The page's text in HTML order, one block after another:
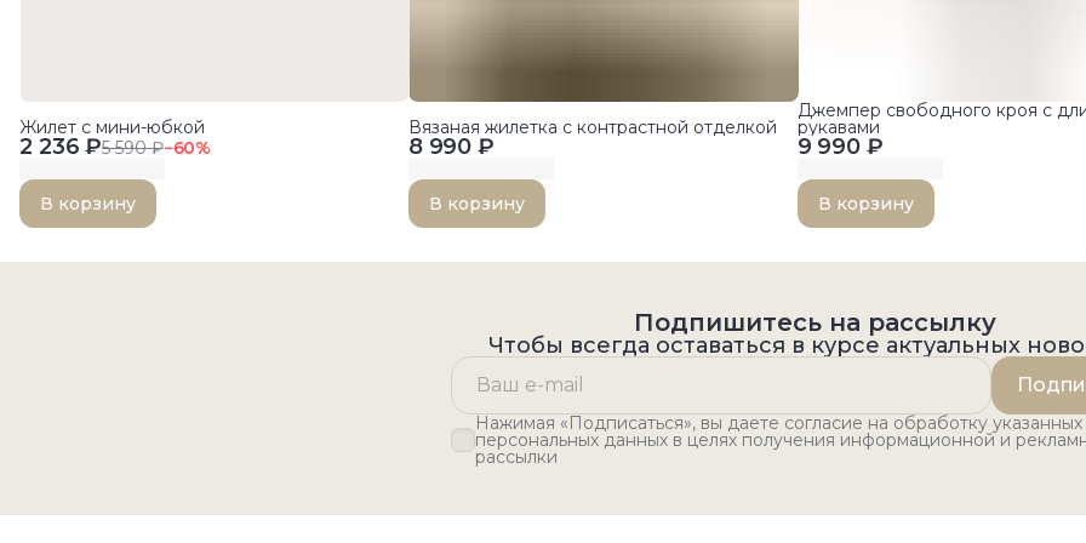
2 236 ₽5 590 ₽−60%
Жилет с мини-юбкой
В корзину
8 990 ₽
Вязаная жилетка с контрастной отделкой
В корзину
9 990 ₽
Джемпер свободного кроя с
рукавами
В корзину
Подпишитесь на рассылку
Чтобы всегда оставаться в курсе актуальных
Нажимая «Подписаться», вы даете согласие на обработку указанных
персональных данных в целях получения информационной и
рассылки